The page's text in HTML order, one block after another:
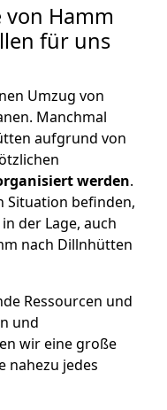
Hamm
für uns
Umzug von
Manchmal
aufgrund von
werden.
Situation befinden,
der Lage, auch
nach Dillnhütten
Ressourcen und
und
wir eine große
nahezu jedes